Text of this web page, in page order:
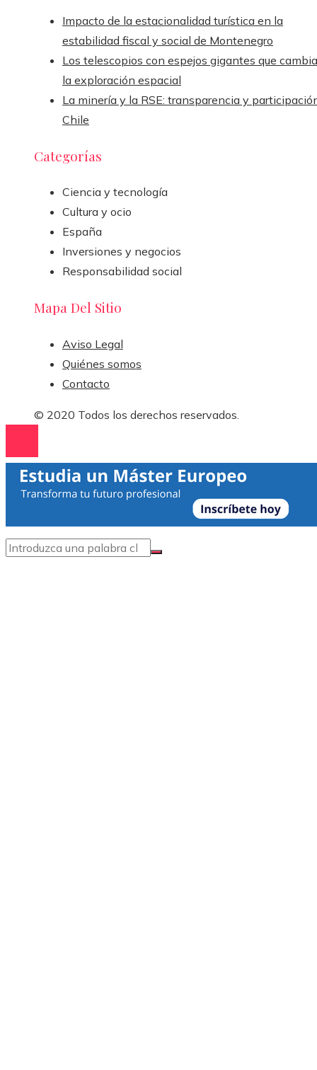
Impacto de la estacionalidad turística en la
estabilidad fiscal y social de Montenegro
Los telescopios con espejos gigantes que
la exploración espacial
La minería y la RSE: transparencia y
Chile
Categorías
Ciencia y tecnología
Cultura y ocio
España
Inversiones y negocios
Responsabilidad social
Mapa Del Sitio
Aviso Legal
Quiénes somos
Contacto
© 2020 Todos los derechos reservados.